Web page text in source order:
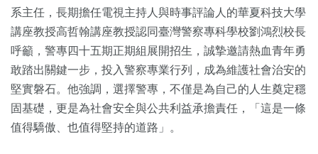
系主任，長期擔任電視主持人與時事評論人的華夏科技大學
講座教授高哲翰講座教授認同臺灣警察專科學校劉鴻烈校長
呼籲，警專四十五期正期組展開招生，誠摯邀請熱血青年勇
敢踏出關鍵一步，投入警察專業行列，成為維護社會治安的
堅實磐石。他強調，選擇警專，不僅是為自己的人生奠定穩
固基礎，更是為社會安全與公共利益承擔責任，「這是一條
值得驕傲、也值得堅持的道路」。